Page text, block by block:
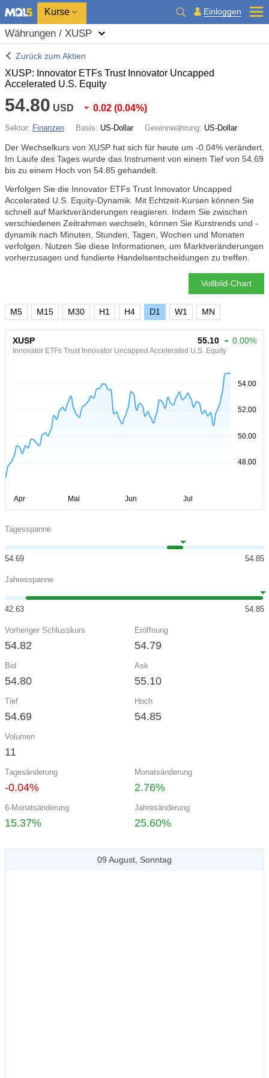
Kurse Einloggen
Währungen / XUSP
Zurück zum Aktien
XUSP: Innovator ETFs Trust Innovator Uncapped
Accelerated U.S. Equity
54.80 USD 0.02 (0.04%)
Sektor: Finanzen Basis: US-Dollar Gewinnwährung: US-Dollar
Der Wechselkurs von XUSP hat sich für heute um -0.04% verändert.
Im Laufe des Tages wurde das Instrument von einem Tief von 54.69
bis zu einem Hoch von 54.85 gehandelt.
Verfolgen Sie die Innovator ETFs Trust Innovator Uncapped
Accelerated U.S. Equity-Dynamik. Mit Echtzeit-Kursen können Sie
schnell auf Marktveränderungen reagieren. Indem Sie zwischen
verschiedenen Zeitrahmen wechseln, können Sie Kurstrends und -
dynamik nach Minuten, Stunden, Tagen, Wochen und Monaten
verfolgen. Nutzen Sie diese Informationen, um Marktveränderungen
vorherzusagen und fundierte Handelsentscheidungen zu treffen.
Vollbild-Chart
M5 M15 M30 H1 H4 D1 W1 MN
XUSP
Innovator ETFs Trust Innovator Uncapped Accelerated U.S. Equity
55.10 0.00%
Tagesspanne
54.69 54.85
Jahresspanne
42.63 54.85
Vorheriger Schlusskurs
54.82
Eröffnung
54.79
Bid
54.80
Ask
55.10
Tief
54.69
Hoch
54.85
Volumen
11
Tagesänderung
-0.04%
Monatsänderung
2.76%
6-Monatsänderung
15.37%
Jahresänderung
25.60%
09 August, Sonntag